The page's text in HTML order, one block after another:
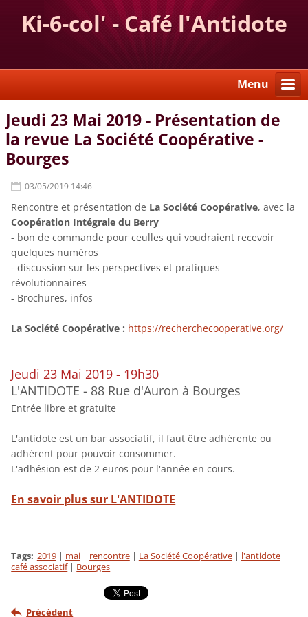
Ki-6-col' - Café l'Antidote
Menu
Jeudi 23 Mai 2019 - Présentation de
la revue La Société Coopérative -
Bourges
03/05/2019 14:46
Rencontre et présentation de La Société Coopérative, avec la
Coopération Intégrale du Berry
- bon de commande pour ceulles qui voudraient recevoir
quelques numéros
- discussion sur les perspectives et pratiques
révolutionnaires
- Brochures, infos
La Société Coopérative : https://recherchecooperative.org/
Jeudi 23 Mai 2019 - 19h30
L'ANTIDOTE - 88 Rue d'Auron à Bourges
Entrée libre et gratuite
L'antidote est un bar associatif, il faut être adhérente ou
adhérent pour pouvoir consommer.
L'adhésion est de 2 euros pour l'année en cours.
En savoir plus sur L'ANTIDOTE
Tags: 2019 | mai | rencontre | La Société Coopérative | l'antidote |
café associatif | Bourges
Précédent